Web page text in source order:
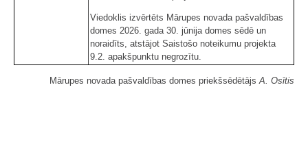
Viedoklis izvērtēts Mārupes novada pašvaldības
domes 2026. gada 30. jūnija domes sēdē un
noraidīts, atstājot Saistošo noteikumu projekta
9.2. apakšpunktu negrozītu.
Mārupes novada pašvaldības domes priekšsēdētājs A. Osītis